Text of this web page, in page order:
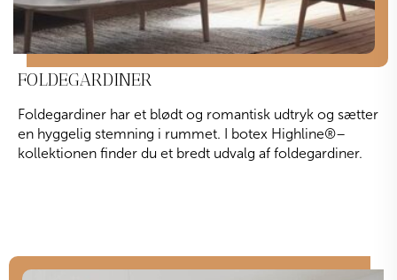
FOLDEGARDINER
Foldegardiner har et blødt og romantisk udtryk og sætter
en hyggelig stemning i rummet. I botex Highline®–
kollektionen finder du et bredt udvalg af foldegardiner.